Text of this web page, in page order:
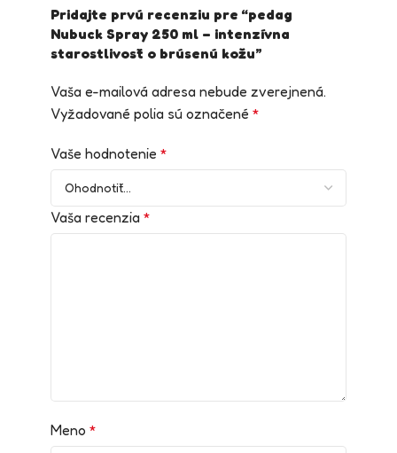
Pridajte prvú recenziu pre “pedag
Nubuck Spray 250 ml – intenzívna
starostlivosť o brúsenú kožu”
Vaša e-mailová adresa nebude zverejnená.
Vyžadované polia sú označené *
Vaše hodnotenie *
Vaša recenzia *
Meno *